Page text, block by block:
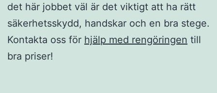
det här jobbet väl är det viktigt att ha rätt
säkerhetsskydd, handskar och en bra stege.
Kontakta oss för hjälp med rengöringen till
bra priser!